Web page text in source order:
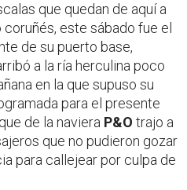
que quedan de aquí a
este sábado fue el
de su puerto base,
a la ría herculina poco
en la que supuso su
para el presente
de la naviera P&O trajo a
que no pudieron gozar
para callejear por culpa de